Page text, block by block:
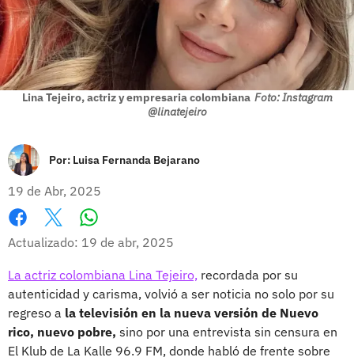
Lina Tejeiro, actriz y empresaria colombiana Foto: Instagram
@linatejeiro
Por: Luisa Fernanda Bejarano
19 de Abr, 2025
Facebook
X
Actualizado: 19 de abr, 2025
La actriz colombiana Lina Tejeiro, recordada por su
autenticidad y carisma, volvió a ser noticia no solo por su
regreso a la televisión en la nueva versión de Nuevo
rico, nuevo pobre, sino por una entrevista sin censura en
El Klub de La Kalle 96.9 FM, donde habló de frente sobre